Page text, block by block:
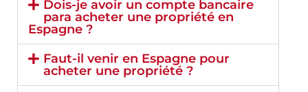
Dois-je avoir un compte bancaire
para acheter une propriété en
Espagne ?
Faut-il venir en Espagne pour
acheter une propriété ?